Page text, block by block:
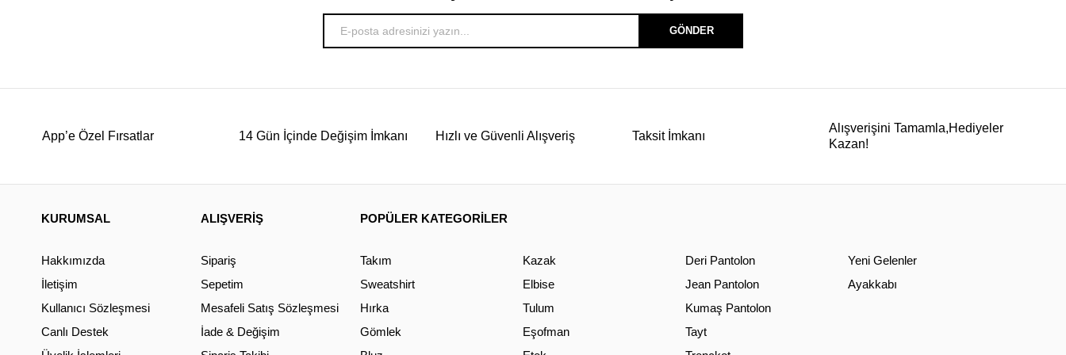
GÖNDER
App’e Özel Fırsatlar 14 Gün İçinde Değişim İmkanı Hızlı ve Güvenli Alışveriş Taksit İmkanı
Alışverişini Tamamla,Hediyeler
Kazan!
KURUMSAL
Hakkımızda
İletişim
Kullanıcı Sözleşmesi
Canlı Destek
ALIŞVERİŞ
Sipariş
Sepetim
Mesafeli Satış Sözleşmesi
İade & Değişim
POPÜLER KATEGORİLER
Takım
Sweatshirt
Hırka
Gömlek
Kazak
Elbise
Tulum
Eşofman
Deri Pantolon
Jean Pantolon
Kumaş Pantolon
Tayt
Yeni Gelenler
Ayakkabı